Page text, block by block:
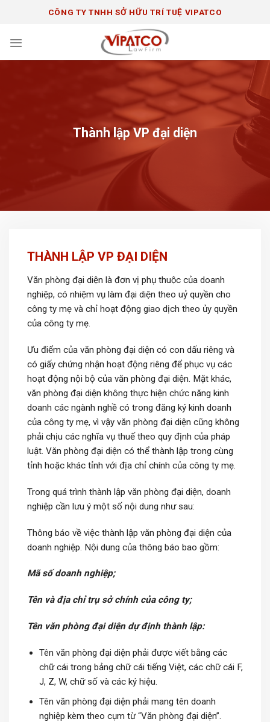
dung
CÔNG TY TNHH SỞ HỮU TRÍ TUỆ VIPATCO
Thành lập VP đại diện
THÀNH LẬP VP ĐẠI DIỆN
Văn phòng đại diện là đơn vị phụ thuộc của doanh
nghiệp, có nhiệm vụ làm đại diện theo uỷ quyền cho
công ty mẹ và chỉ hoạt động giao dịch theo ủy quyền
của công ty mẹ.
Ưu điểm của văn phòng đại diện có con dấu riêng và
có giấy chứng nhận hoạt động riêng để phục vụ các
hoạt động nội bộ của văn phòng đại diện. Mặt khác,
văn phòng đại diện không thực hiện chức năng kinh
doanh các ngành nghề có trong đăng ký kinh doanh
của công ty mẹ, vì vậy văn phòng đại diện cũng không
phải chịu các nghĩa vụ thuế theo quy định của pháp
luật. Văn phòng đại diện có thể thành lập trong cùng
tỉnh hoặc khác tỉnh với địa chỉ chính của công ty mẹ.
Trong quá trình thành lập văn phòng đại diện, doanh
nghiệp cần lưu ý một số nội dung như sau:
Thông báo về việc thành lập văn phòng đại diện của
doanh nghiệp. Nội dung của thông báo bao gồm:
Mã số doanh nghiệp;
Tên và địa chỉ trụ sở chính của công ty;
Tên văn phòng đại diện dự định thành lập:
Tên văn phòng đại diện phải được viết bằng các
chữ cái trong bảng chữ cái tiếng Việt, các chữ cái F,
J, Z, W, chữ số và các ký hiệu.
Tên văn phòng đại diện phải mang tên doanh
nghiệp kèm theo cụm từ “Văn phòng đại diện”.